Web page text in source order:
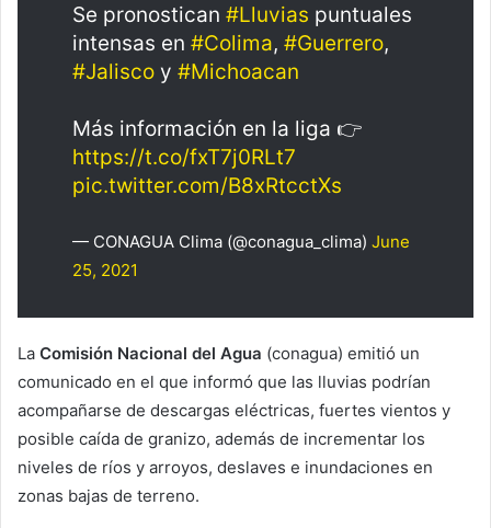
Se pronostican #Lluvias puntuales
intensas en #Colima, #Guerrero,
#Jalisco y #Michoacan
Más información en la liga 👉
https://t.co/fxT7j0RLt7
pic.twitter.com/B8xRtcctXs
— CONAGUA Clima (@conagua_clima) June
25, 2021
La Comisión Nacional del Agua (conagua) emitió un
comunicado en el que informó que las lluvias podrían
acompañarse de descargas eléctricas, fuertes vientos y
posible caída de granizo, además de incrementar los
niveles de ríos y arroyos, deslaves e inundaciones en
zonas bajas de terreno.